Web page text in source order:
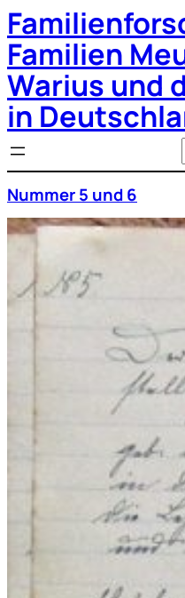
Zum
Inhalt
springen
Familien
Warius und
in
Nummer 5 und 6